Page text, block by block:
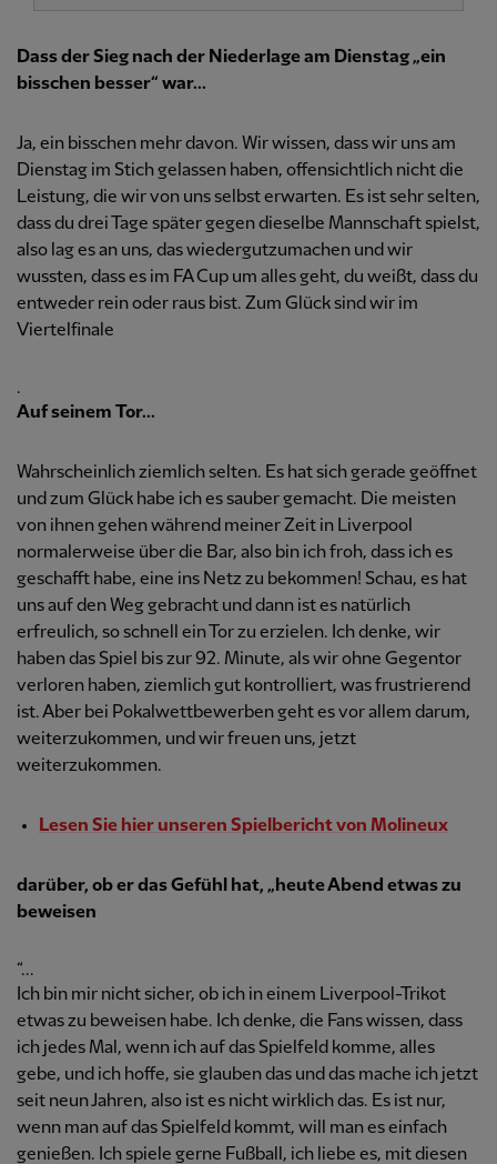
Dass der Sieg nach der Niederlage am Dienstag „ein
bisschen besser“ war...
Ja, ein bisschen mehr davon. Wir wissen, dass wir uns am
Dienstag im Stich gelassen haben, offensichtlich nicht die
Leistung, die wir von uns selbst erwarten. Es ist sehr selten,
dass du drei Tage später gegen dieselbe Mannschaft spielst,
also lag es an uns, das wiedergutzumachen und wir
wussten, dass es im FA Cup um alles geht, du weißt, dass du
entweder rein oder raus bist. Zum Glück sind wir im
Viertelfinale
.
Auf seinem Tor...
Wahrscheinlich ziemlich selten. Es hat sich gerade geöffnet
und zum Glück habe ich es sauber gemacht. Die meisten
von ihnen gehen während meiner Zeit in Liverpool
normalerweise über die Bar, also bin ich froh, dass ich es
geschafft habe, eine ins Netz zu bekommen! Schau, es hat
uns auf den Weg gebracht und dann ist es natürlich
erfreulich, so schnell ein Tor zu erzielen. Ich denke, wir
haben das Spiel bis zur 92. Minute, als wir ohne Gegentor
verloren haben, ziemlich gut kontrolliert, was frustrierend
ist. Aber bei Pokalwettbewerben geht es vor allem darum,
weiterzukommen, und wir freuen uns, jetzt
weiterzukommen.
Lesen Sie hier unseren Spielbericht von Molineux
darüber, ob er das Gefühl hat, „heute Abend etwas zu
beweisen
“...
Ich bin mir nicht sicher, ob ich in einem Liverpool-Trikot
etwas zu beweisen habe. Ich denke, die Fans wissen, dass
ich jedes Mal, wenn ich auf das Spielfeld komme, alles
gebe, und ich hoffe, sie glauben das und das mache ich jetzt
seit neun Jahren, also ist es nicht wirklich das. Es ist nur,
wenn man auf das Spielfeld kommt, will man es einfach
genießen. Ich spiele gerne Fußball, ich liebe es, mit diesen